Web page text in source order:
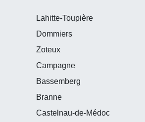
Lahitte-Toupière
Dommiers
Zoteux
Campagne
Bassemberg
Branne
Castelnau-de-Médoc